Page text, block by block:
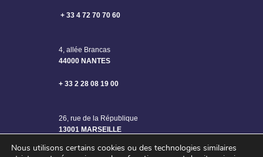
+ 33 4 72 70 70 60
4, allée Brancas
44000 NANTES
+ 33 2 28 08 19 00
26, rue de la République
13001 MARSEILLE
Nous utilisons certains cookies ou des technologies similaires